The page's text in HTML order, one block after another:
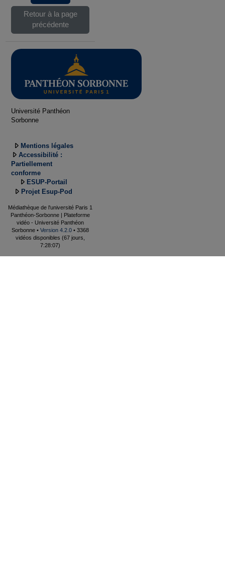
Retour à la page
précédente
Université Panthéon
Sorbonne
Mentions légales
Accessibilité :
Partiellement
conforme
ESUP-Portail
Projet Esup-Pod
Médiathèque de l'université Paris 1
Panthéon-Sorbonne | Plateforme
vidéo - Université Panthéon
Sorbonne • Version 4.2.0 • 3368
vidéos disponibles (67 jours,
7:28:07)